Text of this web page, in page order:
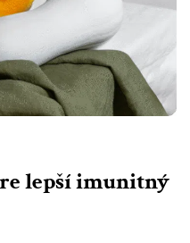
lepší imunitný